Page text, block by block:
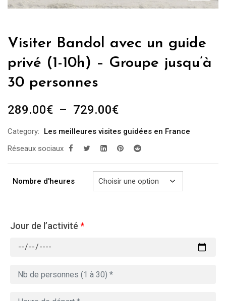
Visiter Bandol avec un guide
privé (1-10h) – Groupe jusqu’à
30 personnes
289.00€ – 729.00€Plage
prix :
289.00€
729.00€
Category:
Les meilleures visites guidées en France
Réseaux sociaux
Nombre d'heures
Jour de l’activité *